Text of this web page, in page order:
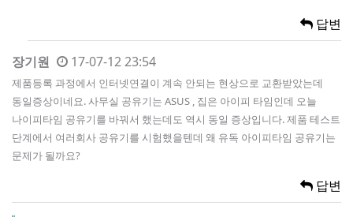
답변
장기원 17-07-12 23:54
제품등록 과정에서 인터넷연결이 계속 안되는 현상으로 교환받았는데
동일증상이네요. 사무실 공유기는 ASUS , 집은 아이피 타임인데 오늘
나이피타임 공유기를 바꿔서 했는데도 역시 동일 증상입니다. 제품 테스트
단계에서 여러회사 공유기를 시험했을텐데 왜 유독 아이피타임 공유기는
문제가 될까요?
답변